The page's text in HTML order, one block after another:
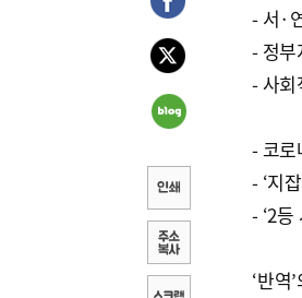
- 서·
- 정
- 사회
- 코로
- ‘지
- ‘2
‘반